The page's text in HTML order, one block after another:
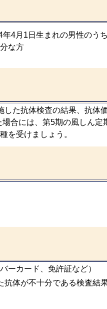
4月1日生まれの男性のう
な方
た抗体検査の結果、抗体
合には、第5期の風しん
を受けましょう。
ーカード、免許証など）
抗体が不十分である検査結